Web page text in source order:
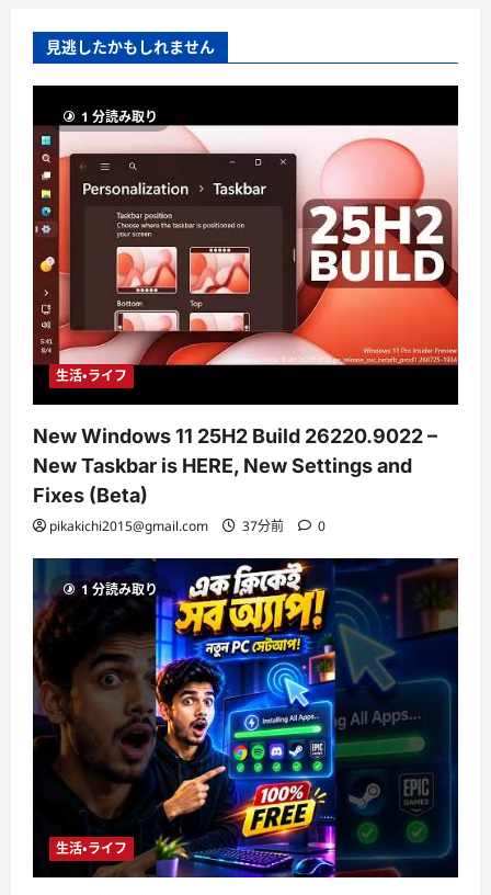
見逃したかもしれません
1 分読み取り
生活・ライフ
New Windows 11 25H2 Build 26220.9022 –
New Taskbar is HERE, New Settings and
Fixes (Beta)
pikakichi2015@gmail.com 37分前 0
1 分読み取り
生活・ライフ